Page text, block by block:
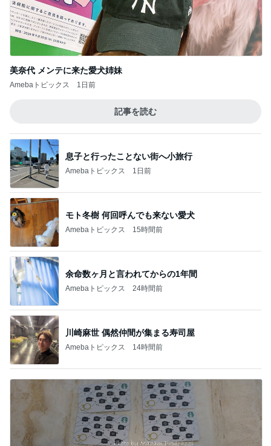
美奈代 メンテに来た愛犬姉妹
Amebaトピックス 1日前
記事を読む
息子と行ったことない街へ小旅行
Amebaトピックス 1日前
モト冬樹 何回呼んでも来ない愛犬
Amebaトピックス 15時間前
余命数ヶ月と言われてからの1年間
Amebaトピックス 24時間前
川崎麻世 偶然仲間が集まる寿司屋
Amebaトピックス 14時間前